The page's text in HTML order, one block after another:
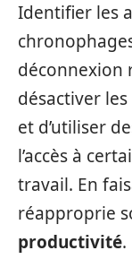
Identifier les
déconnexion
désactiver
et d’utiliser
l’accès à
travail. En
réapproprie
productivité.